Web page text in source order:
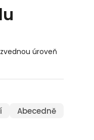
úroveň
Abecedně